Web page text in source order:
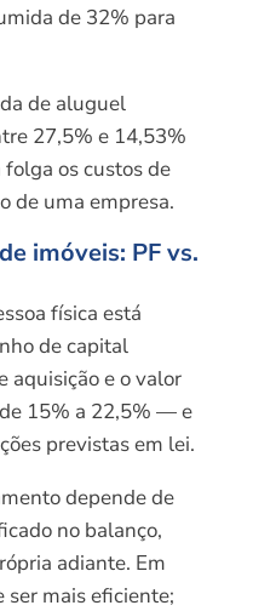
de 32% para
de aluguel
27,5% e 14,53%
os custos de
de uma empresa.
imóveis: PF vs.
física está
de capital
aquisição e o valor
15% a 22,5% — e
previstas em lei.
depende de
no balanço,
adiante. Em
ser mais eficiente;